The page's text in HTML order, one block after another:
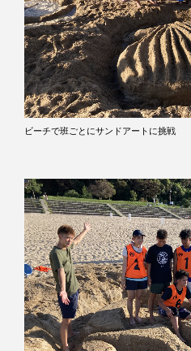
ビーチで班ごとにサンドアートに挑戦